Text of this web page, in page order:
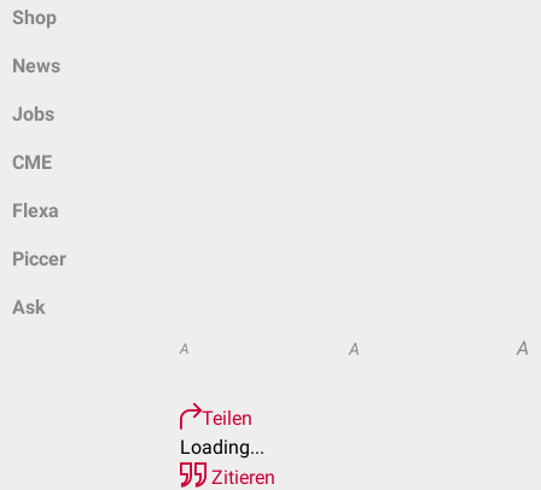
Shop
News
Jobs
CME
Flexa
Piccer
Ask
A A A
Teilen
Loading...
Zitieren